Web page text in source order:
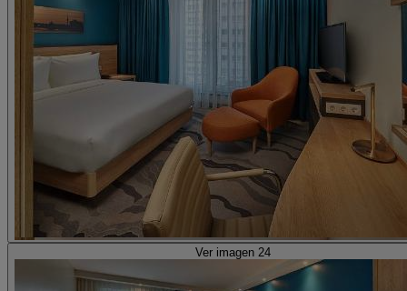
Ver imagen 24